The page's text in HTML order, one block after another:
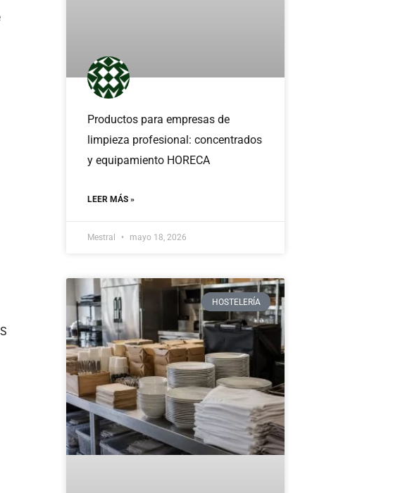
Productos para empresas de
limpieza profesional: concentrados
y equipamiento HORECA
LEER MÁS »
Mestral mayo 18, 2026
HOSTELERÍA